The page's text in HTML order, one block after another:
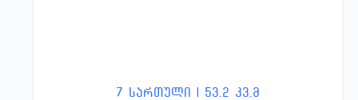
7 სართული | 53.2 კვ.მ